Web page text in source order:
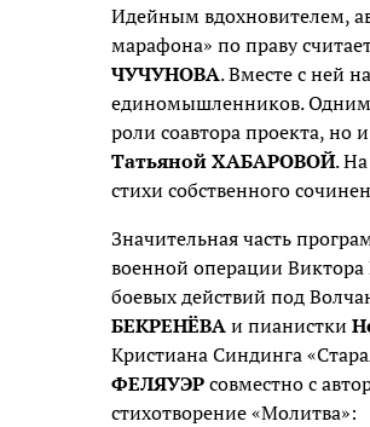
Идейным вдохновителем,
марафона» по праву
ЧУЧУНОВА. Вместе с ней
единомышленников. Одним
роли соавтора проекта, но
Татьяной ХАБАРОВОЙ.
стихи собственного
Значительная часть
военной операции Виктора
боевых действий под
БЕКРЕНЁВАи пианистки
Кристиана Синдинга
ФЕЛЯУЭРсовместно с
стихотворение «Молитва»: